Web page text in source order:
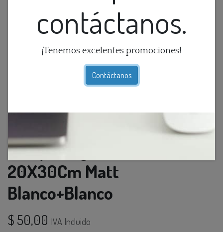
contáctanos.
¡Tenemos excelentes promociones!
Contáctanos
Lamp. Colg. 1L E27 Alum.
20X30Cm Matt
Blanco+Blanco
$ 50,00 IVA Incluido